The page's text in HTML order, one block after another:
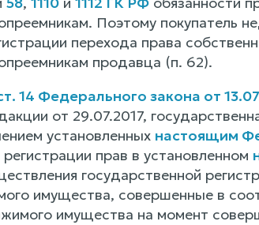
Поэтому покупатель
перехода права
продавца (п. 62).
14 Федерального закона от
от 29.07.2017,
установленных настоящим
прав в установленном
государственной
имущества, совершенные в
имущества на момент